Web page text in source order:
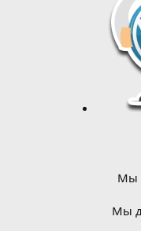
Мы
Мы